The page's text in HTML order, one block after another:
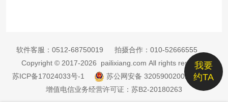
我要
约TA
软件客服： 0512-68750019 拍摄合作： 010-52666555
Copyright © 2017-2026 pailixiang.com All rights reserved
苏ICP备17024033号-1
苏公网安备 32059002002885号
增值电信业务经营许可证：苏B2-20180263